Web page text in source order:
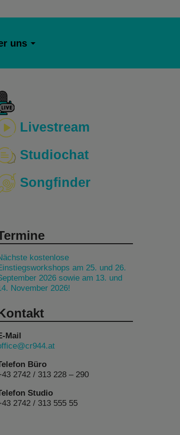
uns
Livestream
Studiochat
Songfinder
kostenlose
am 25. und 26.
2026 sowie am 13. und
November 2026!
Mail
Büro
2742 / 313 228 – 290
Studio
2742 / 313 555 55